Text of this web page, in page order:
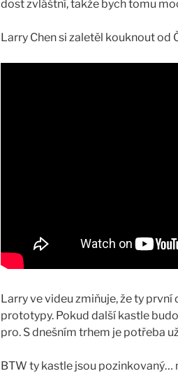
dost zvláštní, takže bych tomu
Larry Chen si zaletěl kouknout od
Larry ve videu zmiňuje, že ty
prototypy. Pokud další kastle
pro. S dnešním trhem je potřeba
BTW ty kastle jsou pozinkovaný…